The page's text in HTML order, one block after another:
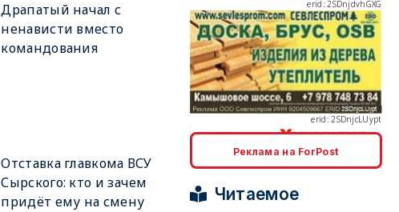
Драпатый начал с
ненависти вместо
командования
Отставка главкома ВСУ
Сырского: кто и зачем
придёт ему на смену
erid: 2SDnjcLUypt
Реклама на ForPost
Читаемое